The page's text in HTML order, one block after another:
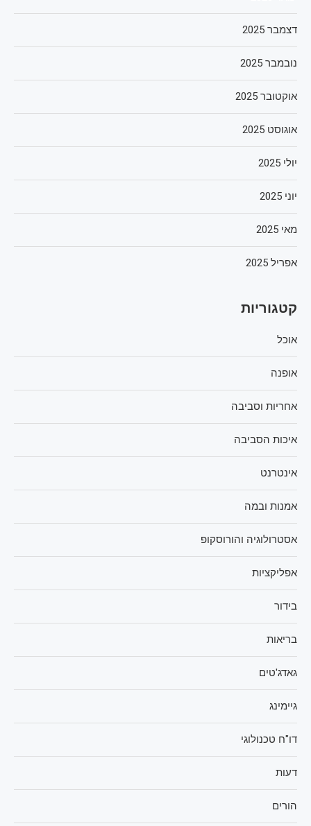
דצמבר 2025
נובמבר 2025
אוקטובר 2025
אוגוסט 2025
יולי 2025
יוני 2025
מאי 2025
אפריל 2025
קטגוריות
אוכל
אופנה
אחריות וסביבה
איכות הסביבה
אינטרנט
אמנות ובמה
אסטרולוגיה והורוסקופ
אפליקציות
בידור
בריאות
גאדג'טים
גיימינג
דו"ח טכנולוגי
דעות
הורים